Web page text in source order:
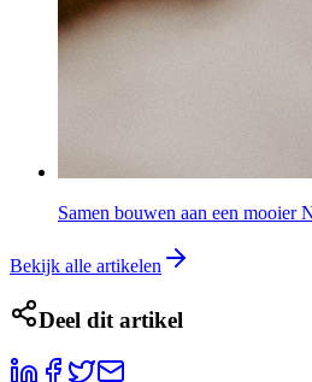
Samen bouwen aan een mooier
Bekijk alle artikelen
Deel dit artikel